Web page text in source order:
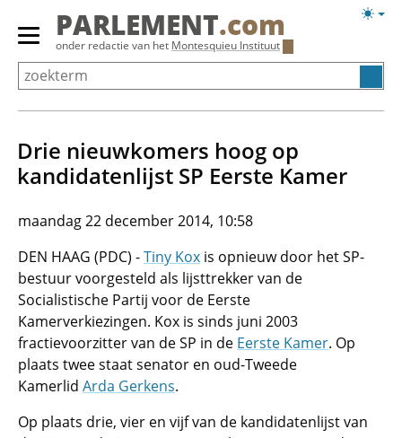
Overslaan
Primair
menu
tonen/verbergen
PARLEMENT.com
onder redactie van het Montesquieu Instituut
Drie nieuwkomers hoog op
kandidatenlijst SP Eerste Kamer
maandag 22 december 2014, 10:58
DEN HAAG (PDC) -Tiny Kox is opnieuw door het SP-
bestuur voorgesteld als lijsttrekker van de
Socialistische Partij voor de Eerste
Kamerverkiezingen. Kox is sinds juni 2003
fractievoorzitter van de SP in de Eerste Kamer. Op
plaats twee staat senator en oud-Tweede
Kamerlid Arda Gerkens.
Op plaats drie, vier en vijf van de kandidatenlijst van